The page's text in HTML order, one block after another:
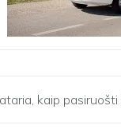
kaip pasiruošti